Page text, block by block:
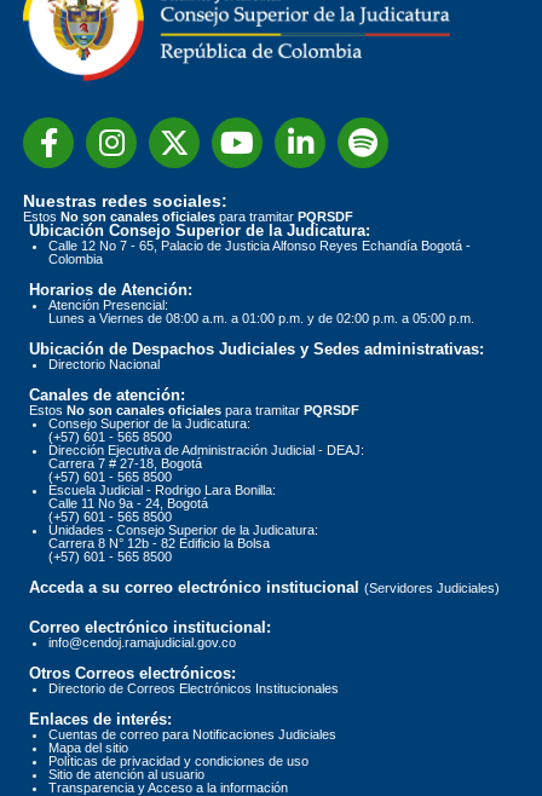
Nuestras redes sociales:
Estos No son canales oficiales para tramitar PQRSDF
Ubicación Consejo Superior de la Judicatura:
Calle 12 No 7 - 65, Palacio de Justicia Alfonso Reyes Echandía Bogotá -
Colombia
Horarios de Atención:
Atención Presencial:
Lunes a Viernes de 08:00 a.m. a 01:00 p.m. y de 02:00 p.m. a 05:00 p.m.
Ubicación de Despachos Judiciales y Sedes administrativas:
Directorio Nacional
Canales de atención:
Estos No son canales oficiales para tramitar PQRSDF
Consejo Superior de la Judicatura:
(+57) 601 - 565 8500
Dirección Ejecutiva de Administración Judicial - DEAJ:
Carrera 7 # 27-18, Bogotá
(+57) 601 - 565 8500
Escuela Judicial - Rodrigo Lara Bonilla:
Calle 11 No 9a - 24, Bogotá
(+57) 601 - 565 8500
Unidades - Consejo Superior de la Judicatura:
Carrera 8 N° 12b - 82 Edificio la Bolsa
(+57) 601 - 565 8500
Acceda a su correo electrónico institucional (Servidores Judiciales)
Correo electrónico institucional:
info@cendoj.ramajudicial.gov.co
Otros Correos electrónicos:
Directorio de Correos Electrónicos Institucionales
Enlaces de interés:
Cuentas de correo para Notificaciones Judiciales
Mapa del sitio
Políticas de privacidad y condiciones de uso
Sitio de atención al usuario
Transparencia y Acceso a la información